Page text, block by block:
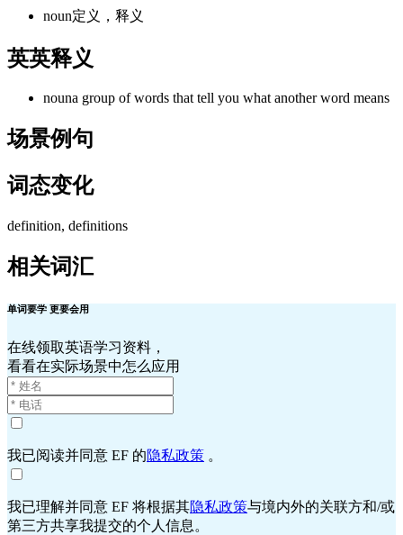
noun定义，释义
英英释义
nouna group of words that tell you what another word means
场景例句
词态变化
definition, definitions
相关词汇
单词要学 更要会用
在线领取英语学习资料，
看看在实际场景中怎么应用
我已阅读并同意 EF 的隐私政策 。
我已理解并同意 EF 将根据其隐私政策与境内外的关联方和/或
第三方共享我提交的个人信息。